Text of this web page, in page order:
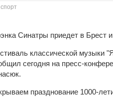
классической музыки
сегодня на пресс-
празднование 1000-